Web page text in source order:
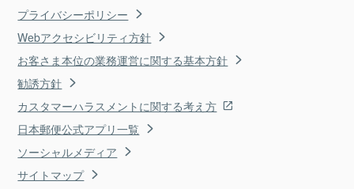
プライバシーポリシー
Webアクセシビリティ方針
お客さま本位の業務運営に関する基本方針
勧誘方針
カスタマーハラスメントに関する考え方
日本郵便公式アプリ一覧
ソーシャルメディア
サイトマップ